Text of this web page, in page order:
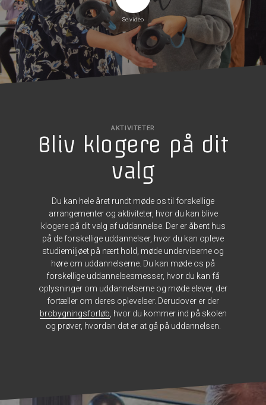
Se video
AKTIVITETER
Bliv klogere på dit
valg
Du kan hele året rundt møde os til forskellige
arrangementer og aktiviteter, hvor du kan blive
klogere på dit valg af uddannelse. Der er åbent hus
på de forskellige uddannelser, hvor du kan opleve
studiemiljøet på nært hold, møde underviserne og
høre om uddannelserne. Du kan møde os på
forskellige uddannelsesmesser, hvor du kan få
oplysninger om uddannelserne og møde elever, der
fortæller om deres oplevelser. Derudover er der
brobygningsforløb , hvor du kommer ind på skolen
og prøver, hvordan det er at gå på uddannelsen.